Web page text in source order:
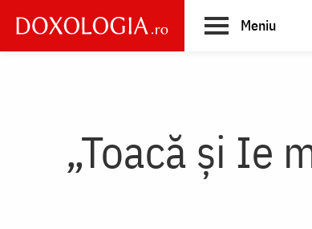
main
Meniu
„Toacă și Ie